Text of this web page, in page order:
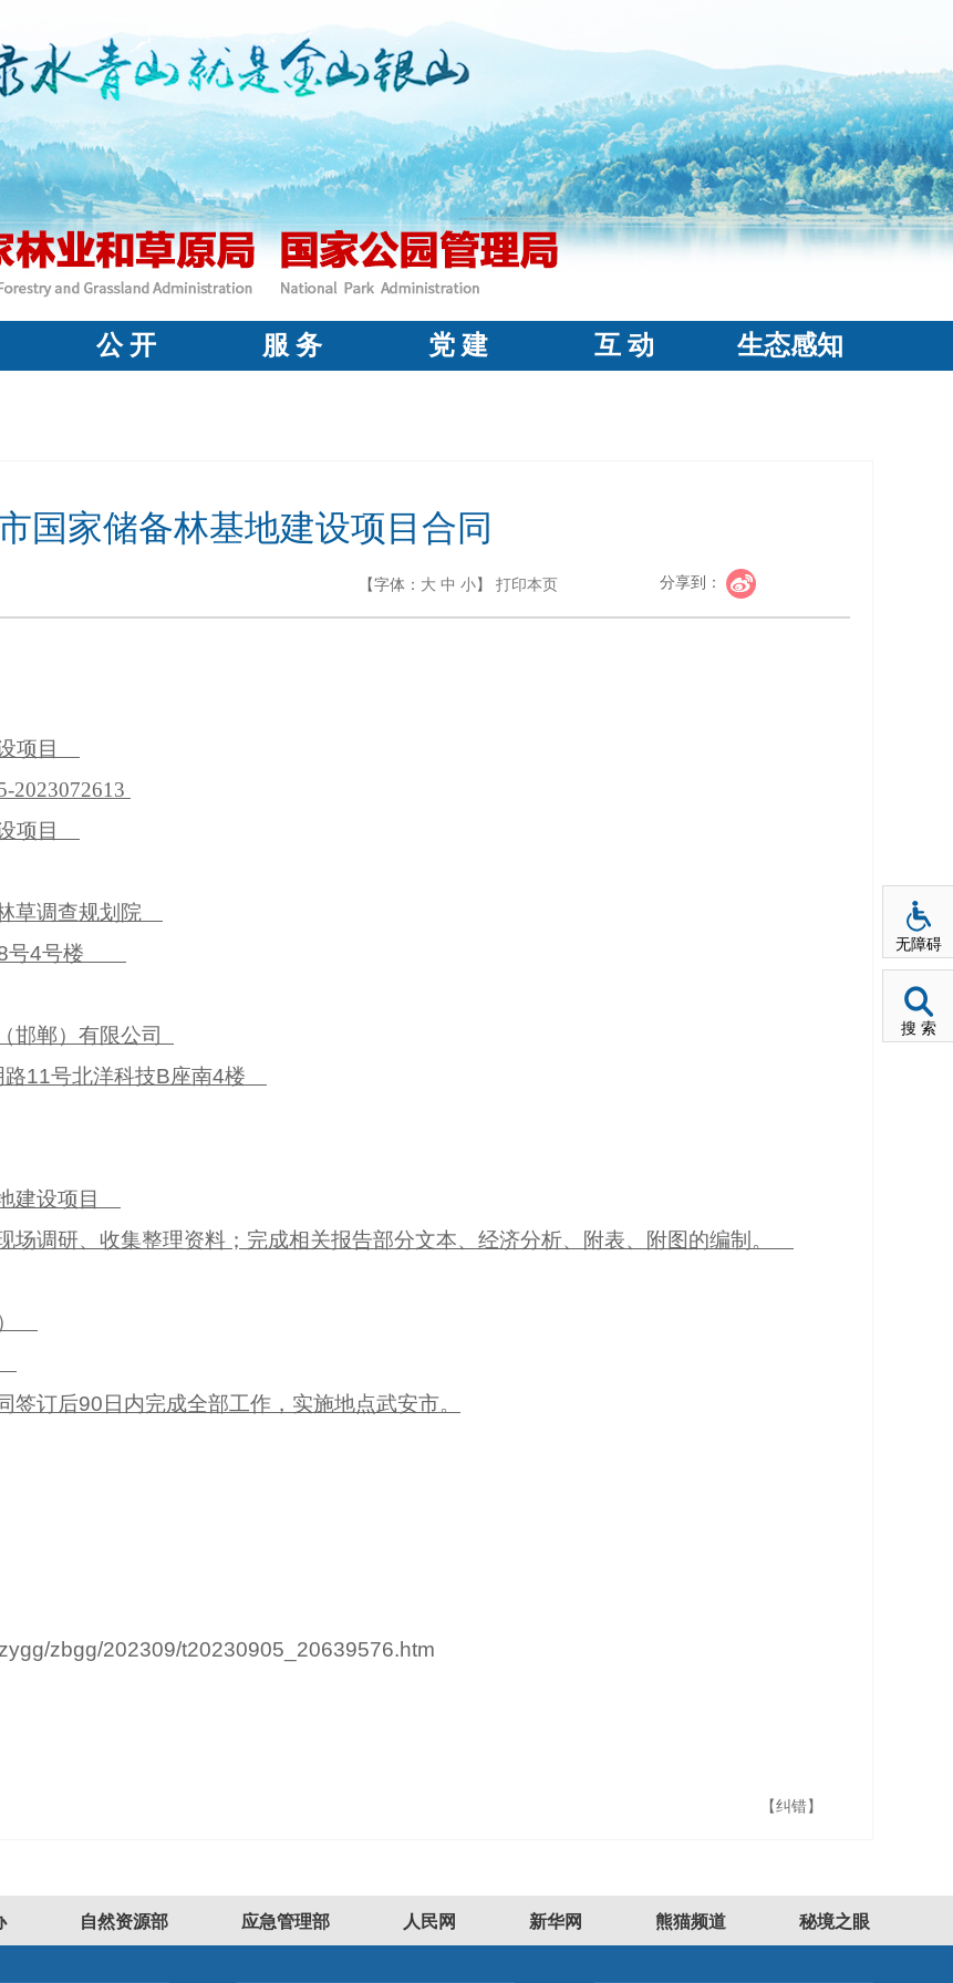
公 开 服 务 党 建 互 动 生态感知
国家储备林基地建设项目合同
【字体： 大 中 小】 打印本页 分享到：
项目
2023072613
项目
草调查规划院
号4号楼
邯郸）有限公司
11号北洋科技B座南4楼
建设项目
场调研、收集整理资料；完成相关报告部分文本、经济分析、附表、附图的编制。
签订后90日内完成全部工作，实施地点武安市。
zbgg/202309/t20230905_20639576.htm
【纠错】
自然资源部 应急管理部 人民网 新华网 熊猫频道 秘境之眼
无障碍
搜 索